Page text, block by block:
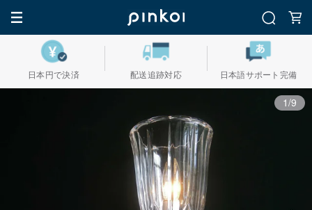
日本円で決済 配送追跡対応 日本語サポート完備
1/9